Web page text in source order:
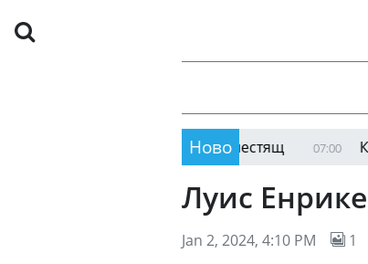
Ново
но теренът не е блестящ 07:00 Кои
Луис
Jan 2, 2024, 4:10 PM 1